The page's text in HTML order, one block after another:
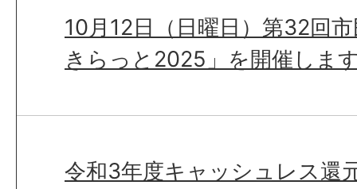
10月12日（日曜日）第32回
きらっと2025」を開催しま
令和3年度キャッシュレス還